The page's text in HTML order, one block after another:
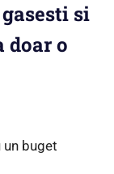
si
doar o
un buget